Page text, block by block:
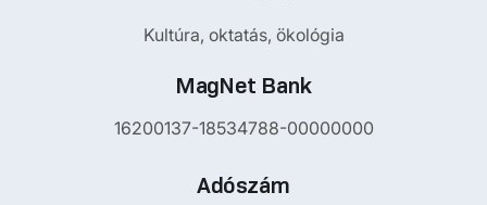
Kultúra, oktatás, ökológia
MagNet Bank
16200137-18534788-00000000
Adószám